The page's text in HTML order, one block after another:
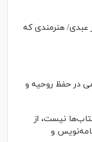
عبدی/ هنرمندی که
در حفظ روحیه و
نیست، از
و